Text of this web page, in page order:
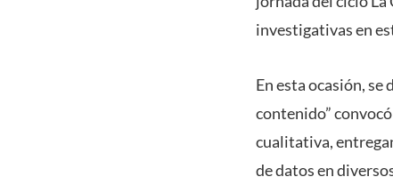
investigativas en
En esta ocasión,
contenido”
cualitativa,
de datos en